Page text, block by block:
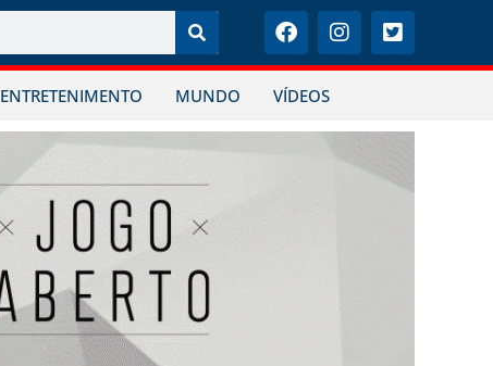
ENTRETENIMENTO MUNDO VÍDEOS